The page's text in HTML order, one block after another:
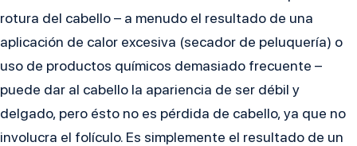
rotura del cabello – a menudo el resultado de una
aplicación de calor excesiva (secador de peluquería) o
uso de productos químicos demasiado frecuente –
puede dar al cabello la apariencia de ser débil y
delgado, pero ésto no es pérdida de cabello, ya que no
involucra el folículo. Es simplemente el resultado de un